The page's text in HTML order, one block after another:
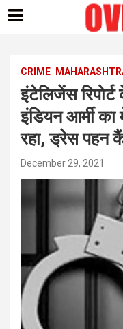
contentCRIME
इंटेलिजेंस
इंडियन आर्मी
रहा, ड्रेस पहन
December 29, 2021